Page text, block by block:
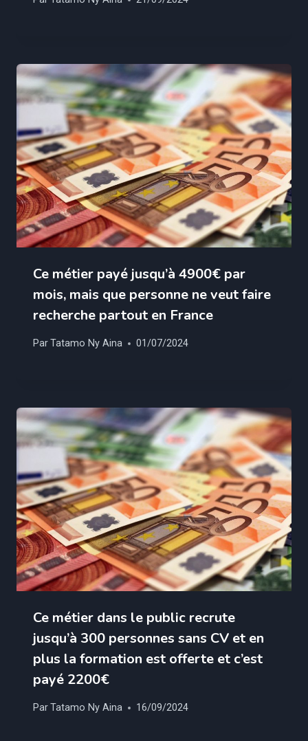
Ce métier payé jusqu’à 4900€ par
mois, mais que personne ne veut faire
recherche partout en France
ParTatamo Ny Aina 01/07/2024
Ce métier dans le public recrute
jusqu’à 300 personnes sans CV et en
plus la formation est offerte et c’est
payé 2200€
ParTatamo Ny Aina 16/09/2024